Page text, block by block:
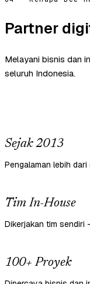
Partner
Melayani bisnis dan
seluruh Indonesia.
Sejak 2013
Pengalaman lebih
Tim In-House
Dikerjakan tim sendiri
100+ Proyek